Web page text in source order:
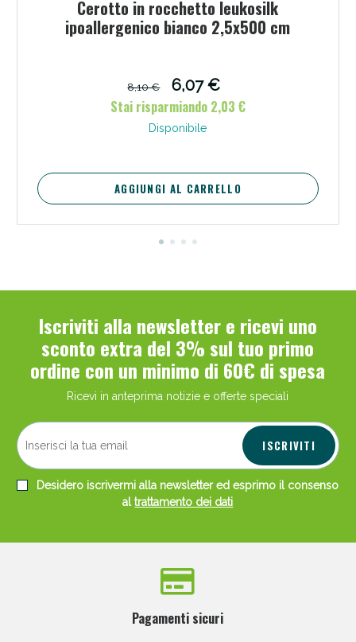
Cerotto in rocchetto leukosilk
ipoallergenico bianco 2,5x500 cm
8,10 €
6,07 €
Stai risparmiando 2,03 €
Disponibile
AGGIUNGI AL CARRELLO
Iscriviti alla newsletter e ricevi uno
sconto extra del 3% sul tuo primo
ordine con un minimo di 60€ di spesa
Ricevi in anteprima notizie e offerte speciali
ISCRIVITI
Desidero iscrivermi alla newsletter ed esprimo il consenso
altrattamento dei dati
Pagamenti sicuri
Benessere Intestinale: Sconto fino al 55% valido
Scopri le offerte di Oggi